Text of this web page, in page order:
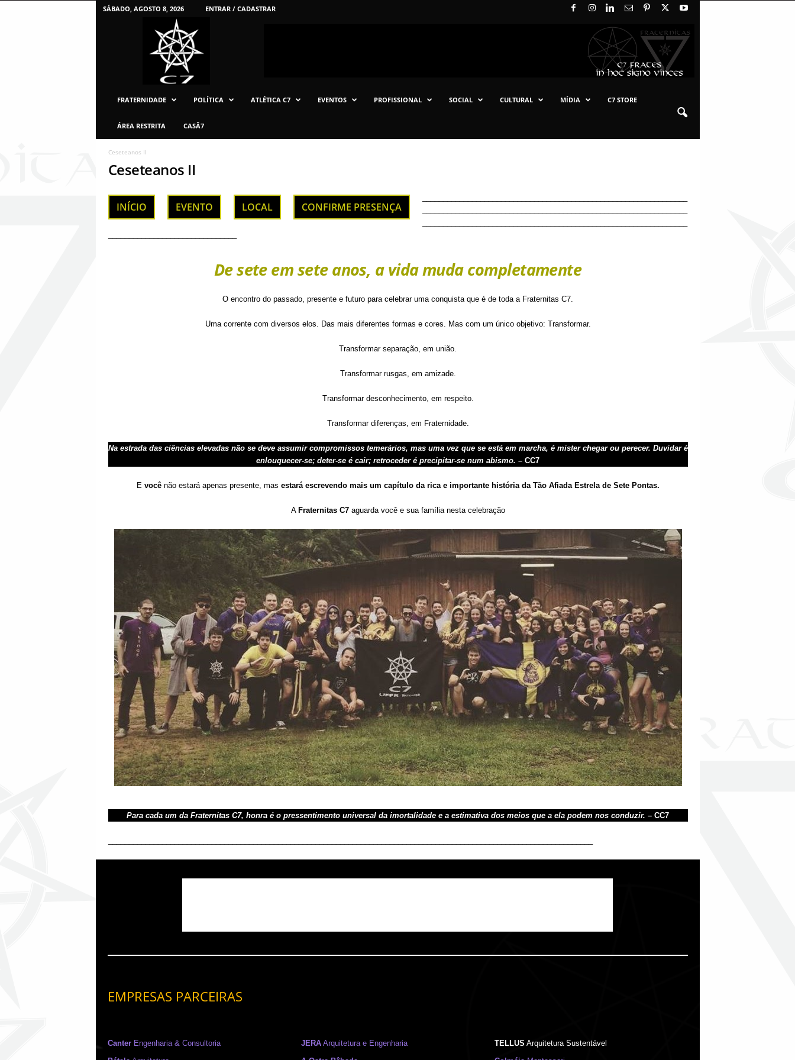
SÁBADO, AGOSTO 8, 2026
ENTRAR / CADASTRAR
FRATERNIDADE
POLÍTICA ATLÉTICA C7 EVENTOS PROFISSIONAL SOCIAL CULTURAL MÍDIA C7 STORE
ÁREA RESTRITA CASĂ7
Ceseteanos II
Ceseteanos II
INÍCIO EVENTO LOCAL CONFIRME PRESENÇA
De sete em sete anos, a vida muda completamente
O encontro do passado, presente e futuro para celebrar uma conquista que é de toda a Fraternitas C7.
Uma corrente com diversos elos. Das mais diferentes formas e cores. Mas com um único objetivo: Transformar.
Transformar separação, em união.
Transformar rusgas, em amizade.
Transformar desconhecimento, em respeito.
Transformar diferenças, em Fraternidade.
Na estrada das ciências elevadas não se deve assumir compromissos temerários, mas uma vez que se está em marcha, é mister chegar ou perecer. Duvidar é
enlouquecer-se; deter-se é cair; retroceder é precipitar-se num abismo. – CC7
E vocênão estará apenas presente, mas estará escrevendo mais um capítulo da rica e importante história da Tão Afiada Estrela de Sete Pontas.
A Fraternitas C7 aguarda você e sua família nesta celebração
Para cada um da Fraternitas C7, honra é o pressentimento universal da imortalidade e a estimativa dos meios que a ela podem nos conduzir. – CC7
EMPRESAS PARCEIRAS
CanterEngenharia & Consultoria
JERAArquitetura e Engenharia
TELLUS Arquitetura Sustentável